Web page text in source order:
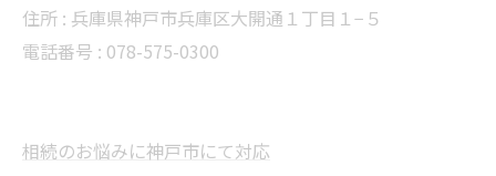
住所 : 兵庫県神戸市兵庫区大開通１丁目１−５
電話番号 : 078-575-0300
相続のお悩みに神戸市にて対応